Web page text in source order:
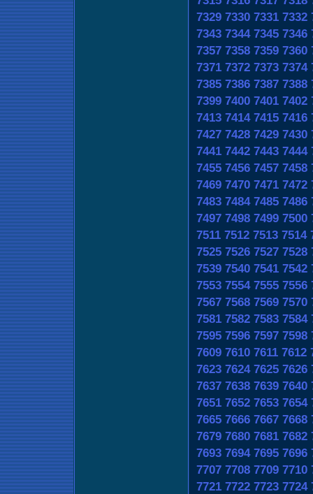
7329 7330 7331 7332
7343 7344 7345 7346
7357 7358 7359 7360
7371 7372 7373 7374
7385 7386 7387 7388
7399 7400 7401 7402
7413 7414 7415 7416
7427 7428 7429 7430
7441 7442 7443 7444
7455 7456 7457 7458
7469 7470 7471 7472
7483 7484 7485 7486
7497 7498 7499 7500
7511 7512 7513 7514
7525 7526 7527 7528
7539 7540 7541 7542
7553 7554 7555 7556
7567 7568 7569 7570
7581 7582 7583 7584
7595 7596 7597 7598
7609 7610 7611 7612
7623 7624 7625 7626
7637 7638 7639 7640
7651 7652 7653 7654
7665 7666 7667 7668
7679 7680 7681 7682
7693 7694 7695 7696
7707 7708 7709 7710
7721 7722 7723 7724